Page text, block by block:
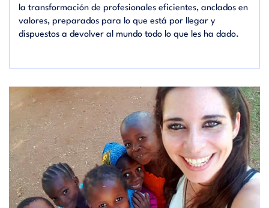
la transformación de profesionales eficientes, anclados en
valores, preparados para lo que está por llegar y
dispuestos a devolver al mundo todo lo que les ha dado.